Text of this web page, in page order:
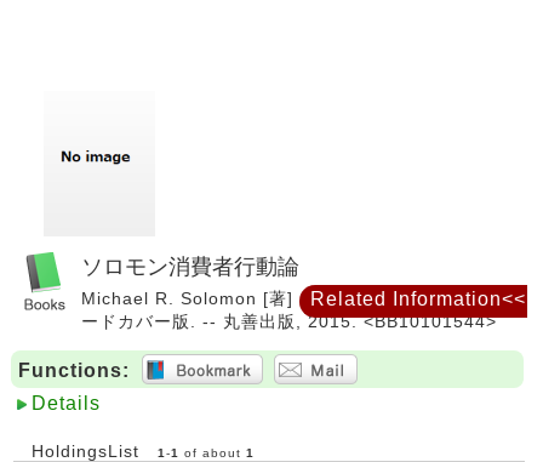
ソロモン消費者行動論
Michael R. Solomon [著] ; 大竹光寿 [ほか] 訳 ; : ハ
ードカバー版. -- 丸善出版, 2015. <BB10101544>
Functions:
Details
HoldingsList 1 -1 of about 1
Related Information<<